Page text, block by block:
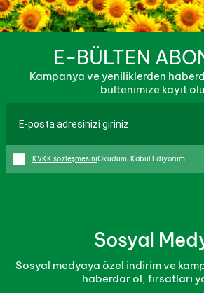
E-BÜLTEN
Kampanya ve yeniliklerden
bültenimize kayıt
KVKK sözleşmesiniOkudum, Kabul Ediyorum.
Sosyal
Sosyal medyaya özel indirim ve
haberdar ol, fırsatları